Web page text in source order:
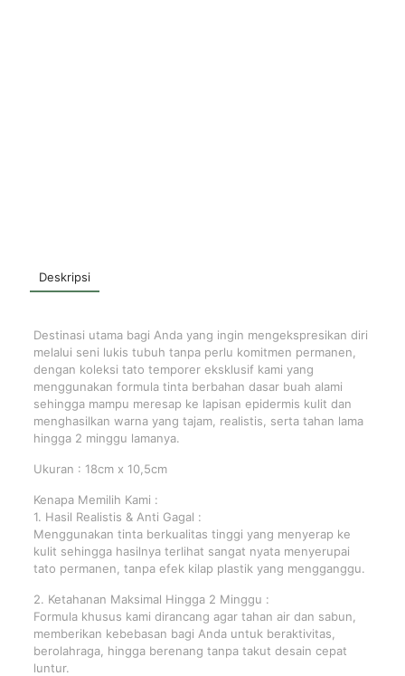
Deskripsi
Destinasi utama bagi Anda yang ingin mengekspresikan diri
melalui seni lukis tubuh tanpa perlu komitmen permanen,
dengan koleksi tato temporer eksklusif kami yang
menggunakan formula tinta berbahan dasar buah alami
sehingga mampu meresap ke lapisan epidermis kulit dan
menghasilkan warna yang tajam, realistis, serta tahan lama
hingga 2 minggu lamanya.
Ukuran : 18cm x 10,5cm
Kenapa Memilih Kami :
1. Hasil Realistis & Anti Gagal :
Menggunakan tinta berkualitas tinggi yang menyerap ke
kulit sehingga hasilnya terlihat sangat nyata menyerupai
tato permanen, tanpa efek kilap plastik yang mengganggu.
2. Ketahanan Maksimal Hingga 2 Minggu :
Formula khusus kami dirancang agar tahan air dan sabun,
memberikan kebebasan bagi Anda untuk beraktivitas,
berolahraga, hingga berenang tanpa takut desain cepat
luntur.